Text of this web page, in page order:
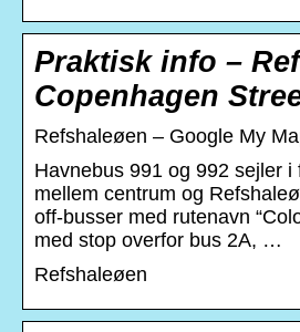
Praktisk info –
Copenhagen
Refshaleøen – Google My
Havnebus 991 og 992 sejler i
mellem centrum og
off-busser med rutenavn
med stop overfor bus 2A, …
Refshaleøen